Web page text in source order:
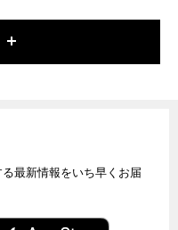
最新情報をいち早くお届